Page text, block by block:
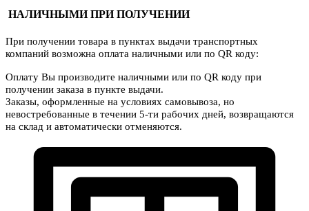
НАЛИЧНЫМИ ПРИ ПОЛУЧЕНИИ
При получении товара в пунктах выдачи транспортных
компаний возможна оплата наличными или по QR коду:
Оплату Вы производите наличными или по QR коду при
получении заказа в пункте выдачи.
Заказы, оформленные на условиях самовывоза, но
невостребованные в течении 5-ти рабочих дней, возвращаются
на склад и автоматически отменяются.